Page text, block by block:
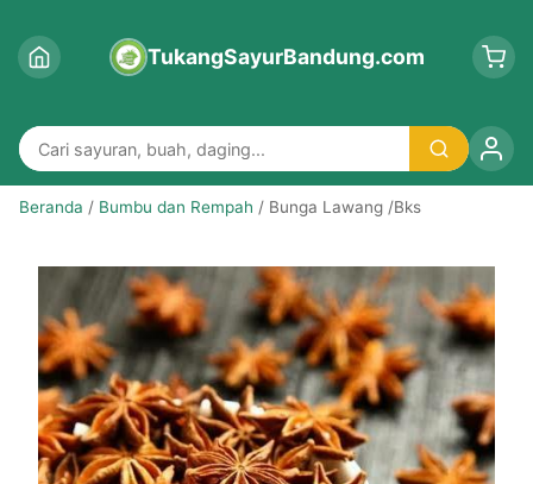
TukangSayurBandung.com
Beranda / Bumbu dan Rempah / Bunga Lawang /Bks